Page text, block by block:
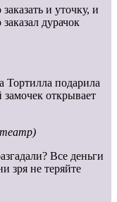
и уточку, и
дурачок
Тортилла подарила
открывает
театр)
Все деньги
зря не теряйте